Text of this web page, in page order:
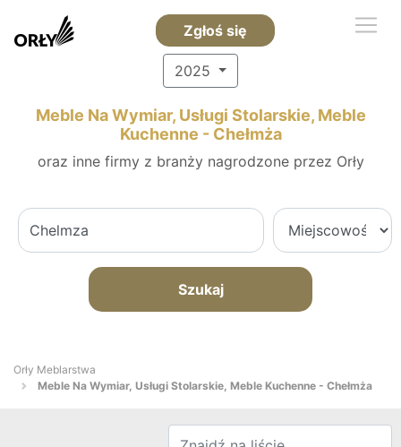
Zgłoś się
2025
Meble Na Wymiar, Usługi Stolarskie, Meble
Kuchenne - Chełmża
oraz inne firmy z branży nagrodzone przez Orły
Szukaj
Orły Meblarstwa
Meble Na Wymiar, Usługi Stolarskie, Meble Kuchenne - Chełmża